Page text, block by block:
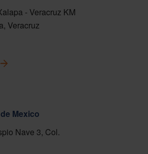
- Veracruz KM
Veracruz
Mexico
Nave 3, Col.